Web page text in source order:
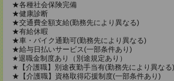
★各種社会保険完備
★健康診断
★交通費全額支給(勤務先により異なる)
★有給休暇
★車・バイク通勤可(勤務先により異なる)
★給与日払いサービス(一部条件あり)
★退職金制度あり（別途規定あり）
★【介護職】別途夜勤手当有(勤務先により異な
★【介護職】資格取得応援制度(一部条件あり)